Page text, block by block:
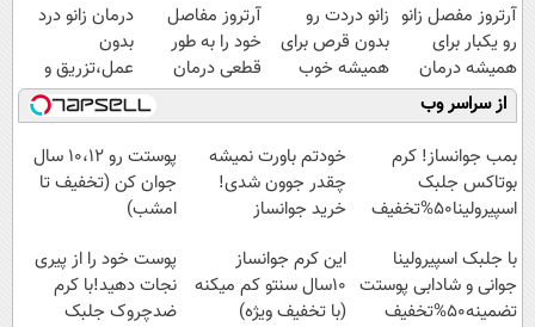
آرتروز مفصل زانو
رو یکبار برای
همیشه درمان
کن!
◗پرسش‌نامه◖
زانو دردت رو
بدون قرص برای
همیشه خوب
کن! (قدم اول،
پرسش‌نامه)
آرتروز مفاصل
خود را به طور
قطعی درمان
کنید!
◗پرسش‌نامه◖
درمان زانو درد
بدون
عمل،تزریق و
دارو
(◂پرسش‌نامه)
از سراسر وب
بمب جوانساز! کرم
بوتاکس جلبک
اسپیرولینا50%تخفیف
خودتم باورت نمیشه
چقدر جوون شدی!
خرید جوانساز
ویژه
پوستت رو 10،12 سال
جوان کن (تخفیف تا
امشب)
با جلبک اسپیرولینا
جوانی و شادابی پوستت
تضمینه50%تخفیف
این کرم جوانساز
10سال سنتو کم میکنه
(با تخفیف ویژه)
پوست خود را از پیری
نجات دهید!با کرم
ضدچروک جلبک